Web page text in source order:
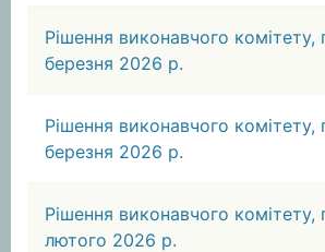
Рішення виконавчого комітету,
березня 2026 р.
Рішення виконавчого комітету,
березня 2026 р.
Рішення виконавчого комітету,
лютого 2026 р.